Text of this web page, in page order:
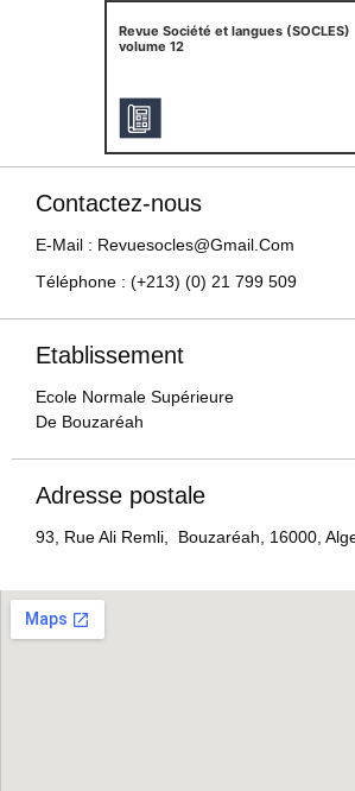
Revue Société et langues (SOCLES)
volume 12
Contactez-nous
E-Mail : Revuesocles@gmail.com
Téléphone : (+213) (0) 21 799 509
Etablissement
Ecole Normale Supérieure
De Bouzaréah
Adresse postale
93, Rue Ali Remli, Bouzaréah, 16000,